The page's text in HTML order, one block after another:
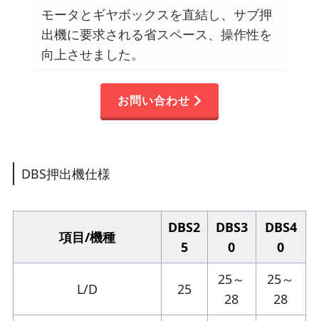
モータとギヤボックスを直結し、サブ押
出機に要求される省スペース、操作性を
向上させました。
お問い合わせ
DBS押出機仕様
項目/機種
DBS2
5
DBS3
0
DBS4
0
L/D 25
25～
28
25～
28